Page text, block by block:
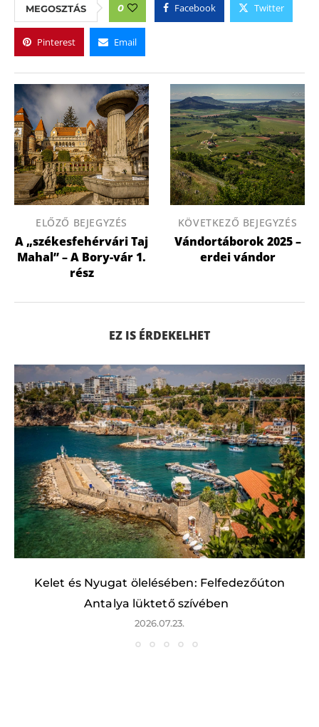
MEGOSZTÁS 0 Facebook Twitter
Pinterest Email
ELŐZŐ BEJEGYZÉS
A „székesfehérvári Taj
Mahal” – A Bory-vár 1.
rész
KÖVETKEZŐ BEJEGYZÉS
Vándortáborok 2025 –
erdei vándor
EZ IS ÉRDEKELHET
Kelet és Nyugat ölelésében: Felfedezőúton
Antalya lüktető szívében
2026.07.23.